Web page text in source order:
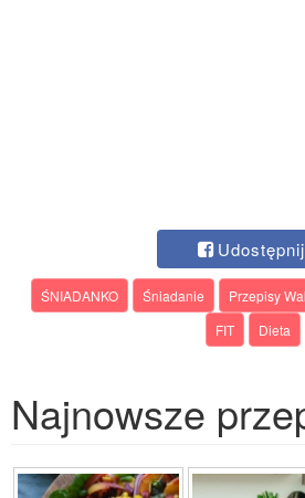
Udostępnij
ŚNIADANKO Śniadanie Przepisy
FIT
Dieta
Najnowsze